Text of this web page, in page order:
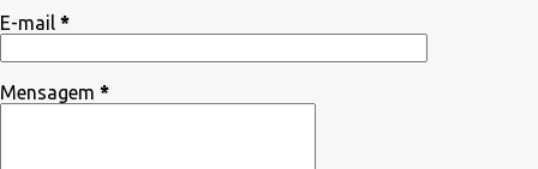
E-mail *
Mensagem *